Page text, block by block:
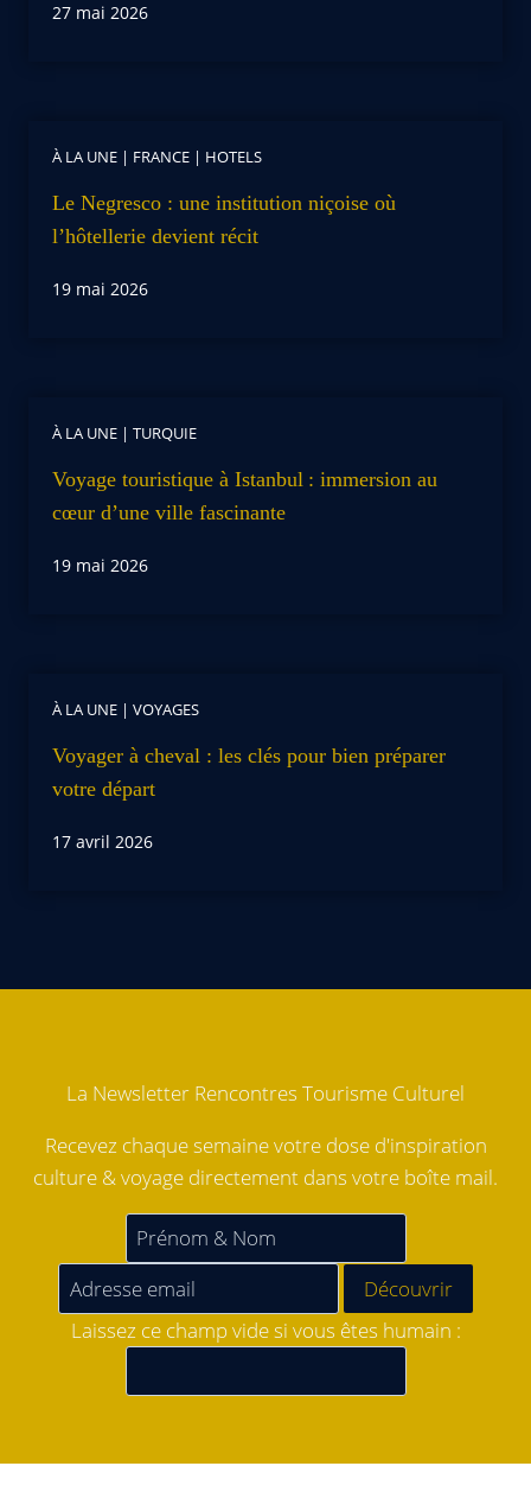
27 mai 2026
À LA UNE | FRANCE | HOTELS
Le Negresco : une institution niçoise où
l’hôtellerie devient récit
19 mai 2026
À LA UNE | TURQUIE
Voyage touristique à Istanbul : immersion au
cœur d’une ville fascinante
19 mai 2026
À LA UNE | VOYAGES
Voyager à cheval : les clés pour bien préparer
votre départ
17 avril 2026
La Newsletter Rencontres Tourisme Culturel
Recevez chaque semaine votre dose d'inspiration
culture & voyage directement dans votre boîte mail.
Laissez ce champ vide si vous êtes humain :